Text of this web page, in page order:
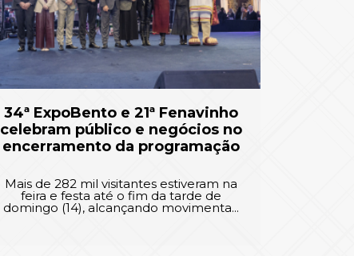
34ª ExpoBento e 21ª Fenavinho
celebram público e negócios no
encerramento da programação
Mais de 282 mil visitantes estiveram na
feira e festa até o fim da tarde de
domingo (14), alcançando movimenta...